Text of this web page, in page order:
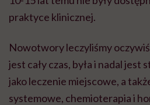
praktyce klinicznej.
Nowotwory leczyliśmy
jest cały czas, była i nadal
jako leczenie miejscowe, a
systemowe, chemioterapia i